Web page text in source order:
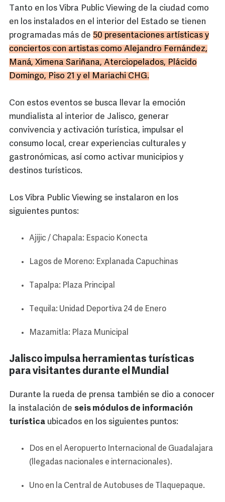
Tanto en los Vibra Public Viewing de la ciudad como
en los instalados en el interior del Estado se tienen
programadas más de 50 presentaciones artísticas y
conciertos con artistas como Alejandro Fernández,
Maná, Ximena Sariñana, Aterciopelados, Plácido
Domingo, Piso 21 y el Mariachi CHG.
Con estos eventos se busca llevar la emoción
mundialista al interior de Jalisco, generar
convivencia y activación turística, impulsar el
consumo local, crear experiencias culturales y
gastronómicas, así como activar municipios y
destinos turísticos.
Los Vibra Public Viewing se instalaron en los
siguientes puntos:
Ajijic / Chapala: Espacio Konecta
Lagos de Moreno: Explanada Capuchinas
Tapalpa: Plaza Principal
Tequila: Unidad Deportiva 24 de Enero
Mazamitla: Plaza Municipal
Jalisco impulsa herramientas turísticas
para visitantes durante el Mundial
Durante la rueda de prensa también se dio a conocer
la instalación de seis módulos de información
turística ubicados en los siguientes puntos:
Dos en el Aeropuerto Internacional de Guadalajara
(llegadas nacionales e internacionales).
Uno en la Central de Autobuses de Tlaquepaque.